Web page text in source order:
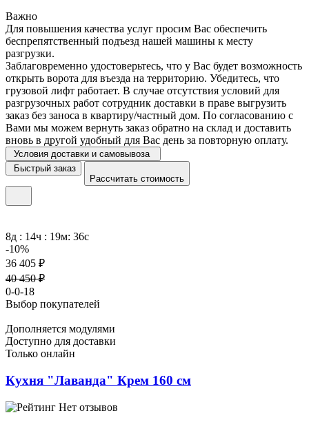
Важно
Для повышения качества услуг просим Вас обеспечить
беспрепятственный подъезд нашей машины к месту
разгрузки.
Заблаговременно удостоверьтесь, что у Вас будет возможность
открыть ворота для въезда на территорию. Убедитесь, что
грузовой лифт работает. В случае отсутствия условий для
разгрузочных работ сотрудник доставки в праве выгрузить
заказ без заноса в квартиру/частный дом. По согласованию с
Вами мы можем вернуть заказ обратно на склад и доставить
вновь в другой удобный для Вас день за повторную оплату.
Условия доставки и самовывоза
Быстрый заказ
Рассчитать стоимость
8д : 14ч : 19м: 36с
-10%
36 405 ₽
40 450 ₽
0-0-18
Выбор покупателей
Дополняется модулями
Доступно для доставки
Только онлайн
Кухня "Лаванда" Крем 160 см
Нет отзывов